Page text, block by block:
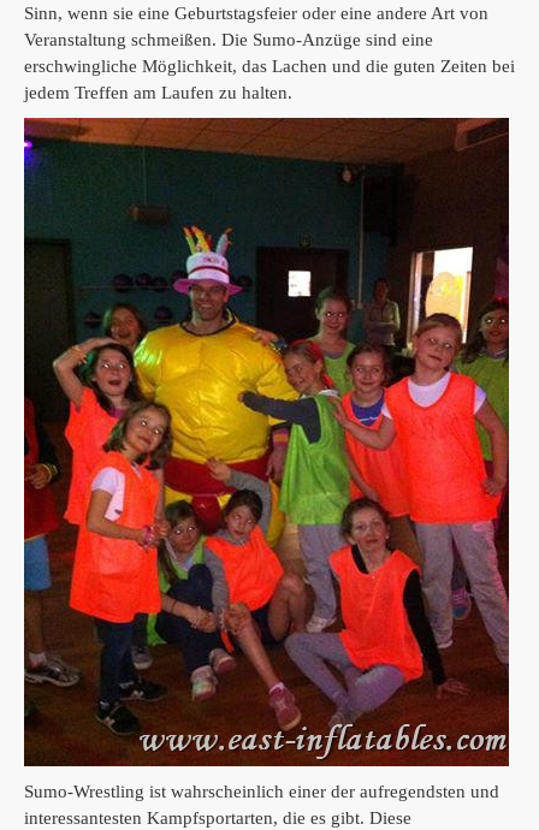
Sinn, wenn sie eine Geburtstagsfeier oder eine andere Art von
Veranstaltung schmeißen. Die Sumo-Anzüge sind eine
erschwingliche Möglichkeit, das Lachen und die guten Zeiten bei
jedem Treffen am Laufen zu halten.
Sumo-Wrestling ist wahrscheinlich einer der aufregendsten und
interessantesten Kampfsportarten, die es gibt. Diese